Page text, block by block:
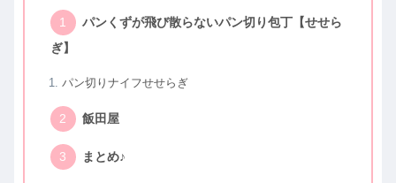
パンくずが飛び散らないパン切り包丁【せせら
ぎ】
パン切りナイフせせらぎ
飯田屋
まとめ♪